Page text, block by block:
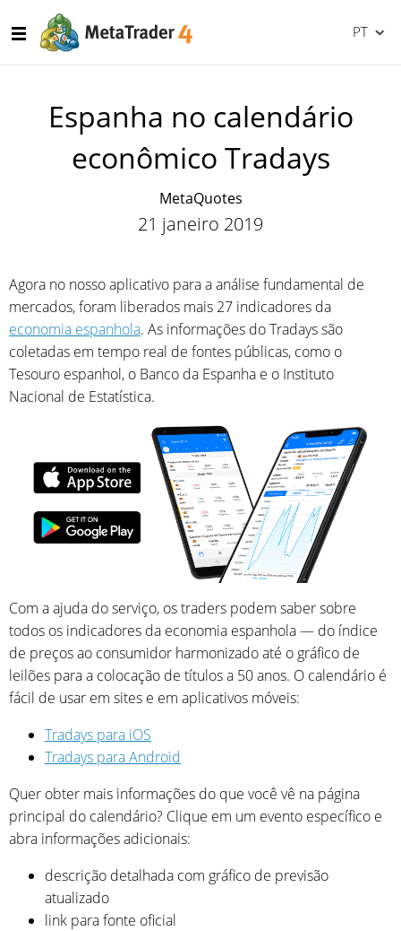
PT
Espanha no calendário
econômico Tradays
MetaQuotes
21 janeiro 2019
Agora no nosso aplicativo para a análise fundamental de
mercados, foram liberados mais 27 indicadores da
economia espanhola. As informações do Tradays são
coletadas em tempo real de fontes públicas, como o
Tesouro espanhol, o Banco da Espanha e o Instituto
Nacional de Estatística.
Com a ajuda do serviço, os traders podem saber sobre
todos os indicadores da economia espanhola — do índice
de preços ao consumidor harmonizado até o gráfico de
leilões para a colocação de títulos a 50 anos. O calendário é
fácil de usar em sites e em aplicativos móveis:
Tradays para iOS
Tradays para Android
Quer obter mais informações do que você vê na página
principal do calendário? Clique em um evento específico e
abra informações adicionais:
descrição detalhada com gráfico de previsão
atualizado
link para fonte oficial